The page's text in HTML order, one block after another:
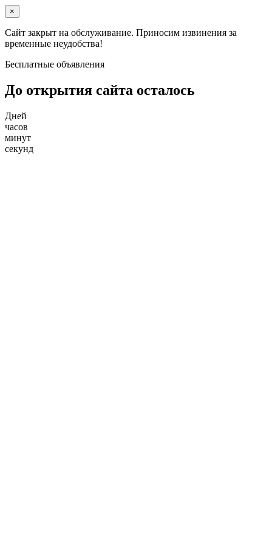
×
Сайт закрыт на обслуживание. Приносим извинения за
временные неудобства!
Бесплатные объявления
До открытия сайта осталось
Дней
часов
минут
секунд